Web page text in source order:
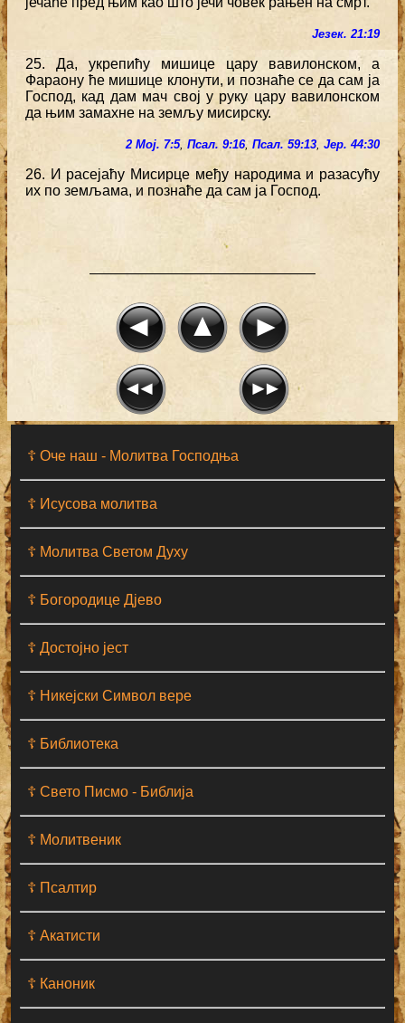
☦ Оче наш - Moлитва Господња
☦ Исусова молитва
☦ Молитва Светом Духу
☦ Богородице Дјево
☦ Достојно јест
☦ Никејски Символ вере
☦ Библиотека
☦ Свето Писмо - Библија
☦ Молитвеник
☦ Псалтир
☦ Акатисти
☦ Каноник
Језек. 21:19
25. Да, укрепићу мишице цару вавилонском, а
Фараону ће мишице клонути, и познаће се да сам ја
Господ, кад дам мач свој у руку цару вавилонском
да њим замахне на земљу мисирску.
2 Мој. 7:5, Псал. 9:16, Псал. 59:13, Јер. 44:30
26. И расејаћу Мисирце међу народима и разасућу
их по земљама, и познаће да сам ја Господ.